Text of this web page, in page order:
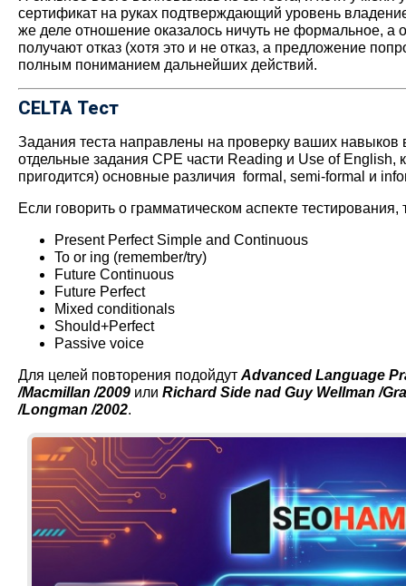
сертификат на руках подтверждающий уровень
же деле отношение оказалось ничуть не формальное, а
получают отказ (хотя это и не отказ, а предложение
полным пониманием дальнейших действий.
CELTA Тест
Задания теста направлены на проверку ваших навыков
отдельные задания СРЕ части Reading и Use of English,
пригодится) основные различия formal, semi-formal и
Если говорить о грамматическом аспекте
Present Perfect Simple and Continuous
To or ing (remember/try)
Future Continuous
Future Perfect
Mixed conditionals
Should+Perfect
Passive voice
Для целей повторения подойдут Advanced Language
/Macmillan /2009 или Richard Side nad Guy Wellman /
/Longman /2002.